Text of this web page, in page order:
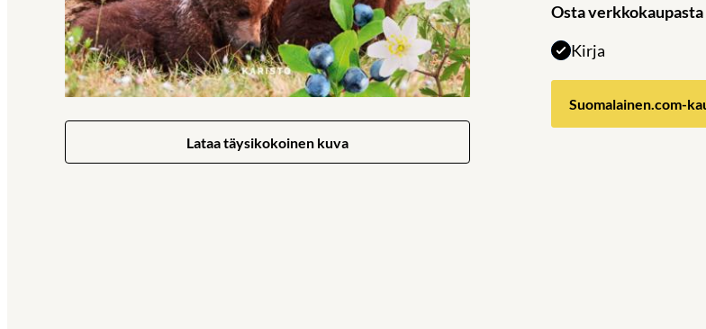
Lataa täysikokoinen kuva
Osta verkkokaupasta
Kirja
Suomalainen.com-